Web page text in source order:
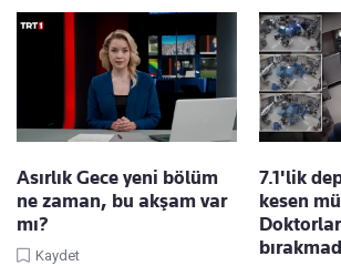
Asırlık Gece yeni bölüm
ne zaman, bu akşam var
mı?
Kaydet
7.1'lik
kesen